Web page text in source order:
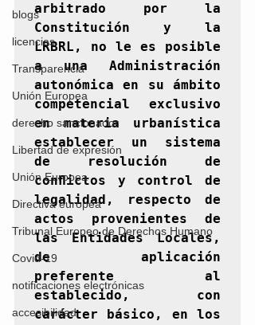
blogs
licencias
Transparencia
Unión Europea
derecho sancionador
Libertad de expresión
Unión Europea
Directiva europea
Tribunal Europeo de Derechos Humano
Covid-19
notificaciones electrónicas
accesibilidad
arbitrado por la
Constitución y la
LRBRL, no le es posible
a una Administración
autonómica en su ámbito
competencial exclusivo
en materia urbanística
establecer un sistema
de resolución de
conﬂictos y control de
legalidad, respecto de
actos provenientes de
las Entidades Locales,
de aplicación
preferente al
establecido, con
carácter básico, en los